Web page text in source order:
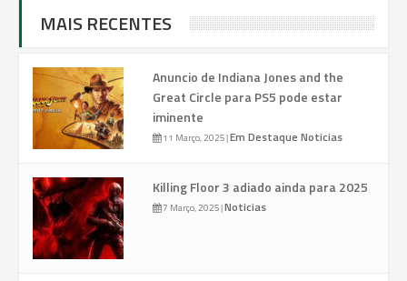
MAIS RECENTES
Anuncio de Indiana Jones and the
Great Circle para PS5 pode estar
iminente
11 Março, 2025|Em Destaque Noticias
Killing Floor 3 adiado ainda para 2025
7 Março, 2025|Noticias